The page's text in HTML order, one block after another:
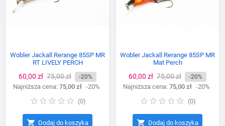
Wobler Jackall Rerange 85SP MR
RT LIVELY PERCH
Cena
60,00 zł Cena
podstawowa
75,00 zł -20%
Najniższa cena: 75,00 zł -20%
(0)
 Dodaj do koszyka
Wobler Jackall Rerange 85SP MR
Mat Perch
Cena
60,00 zł Cena
podstawowa
75,00 zł -20%
Najniższa cena: 75,00 zł -20%
(0)
 Dodaj do koszyka